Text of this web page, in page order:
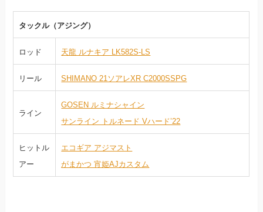
タックル（アジング）
ロッド 天龍 ルナキア LK582S-LS
リール SHIMANO 21ソアレXR C2000SSPG
ライン
GOSEN ルミナシャイン
サンライン トルネード Vハード’22
ヒットル
アー
エコギア アジマスト
がまかつ 宵姫AJカスタム